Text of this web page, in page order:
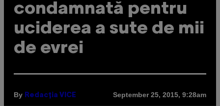
condamnată pentru
uciderea a sute de mii
de evrei
By Redacţia VICE September 25, 2015, 9:28am